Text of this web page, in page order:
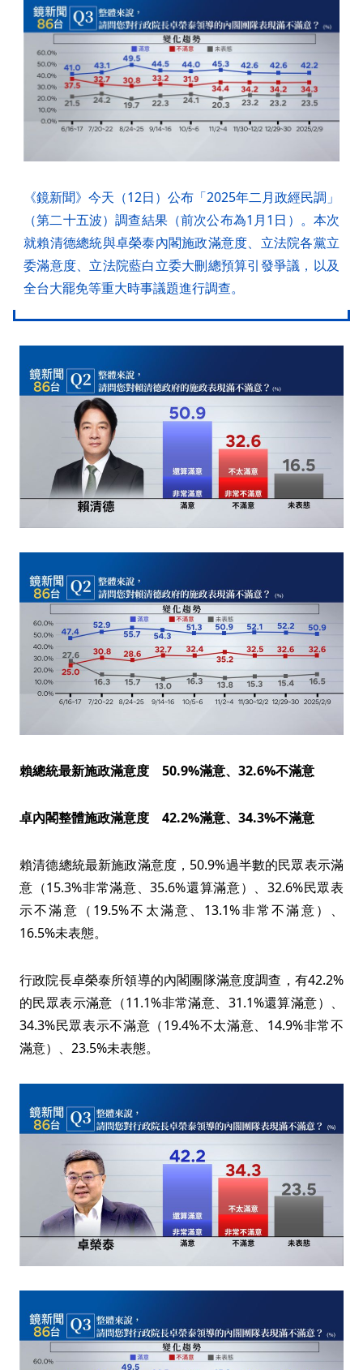
《鏡新聞》今天（12日）公布「2025年二月政經民調」
（第二十五波）調查結果（前次公布為1月1日）。本次
就賴清德總統與卓榮泰內閣施政滿意度、立法院各黨立
委滿意度、立法院藍白立委大刪總預算引發爭議，以及
全台大罷免等重大時事議題進行調查。
賴總統最新施政滿意度 50.9%滿意、32.6%不滿意
卓內閣整體施政滿意度 42.2%滿意、34.3%不滿意
賴清德總統最新施政滿意度，50.9%過半數的民眾表示滿
意（15.3%非常滿意、35.6%還算滿意）、32.6%民眾表
示不滿意（19.5%不太滿意、13.1%非常不滿意）、
16.5%未表態。
行政院長卓榮泰所領導的內閣團隊滿意度調查，有42.2%
的民眾表示滿意（11.1%非常滿意、31.1%還算滿意）、
34.3%民眾表示不滿意（19.4%不太滿意、14.9%非常不
滿意）、23.5%未表態。